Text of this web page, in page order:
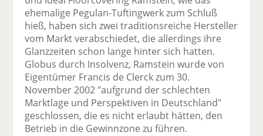
ehemalige Pegulan-Tuftingwerk zum Schluß
hieß, haben sich zwei traditionsreiche Hersteller
vom Markt verabschiedet, die allerdings ihre
Glanzzeiten schon lange hinter sich hatten.
Globus durch Insolvenz, Ramstein wurde von
Eigentümer Francis de Clerck zum 30.
November 2002 "aufgrund der schlechten
Marktlage und Perspektiven in Deutschland"
geschlossen, die es nicht erlaubt hätten, den
Betrieb in die Gewinnzone zu führen.